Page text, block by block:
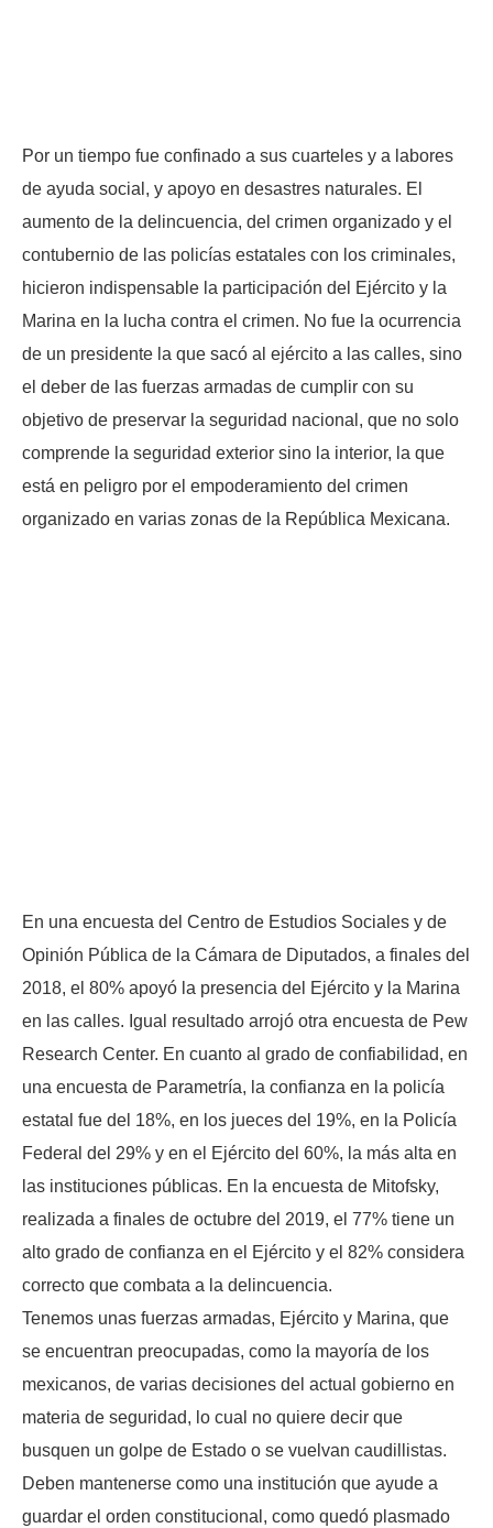
Por un tiempo fue confinado a sus cuarteles y a labores
de ayuda social, y apoyo en desastres naturales. El
aumento de la delincuencia, del crimen organizado y el
contubernio de las policías estatales con los criminales,
hicieron indispensable la participación del Ejército y la
Marina en la lucha contra el crimen. No fue la ocurrencia
de un presidente la que sacó al ejército a las calles, sino
el deber de las fuerzas armadas de cumplir con su
objetivo de preservar la seguridad nacional, que no solo
comprende la seguridad exterior sino la interior, la que
está en peligro por el empoderamiento del crimen
organizado en varias zonas de la República Mexicana.
En una encuesta del Centro de Estudios Sociales y de
Opinión Pública de la Cámara de Diputados, a finales del
2018, el 80% apoyó la presencia del Ejército y la Marina
en las calles. Igual resultado arrojó otra encuesta de Pew
Research Center. En cuanto al grado de confiabilidad, en
una encuesta de Parametría, la confianza en la policía
estatal fue del 18%, en los jueces del 19%, en la Policía
Federal del 29% y en el Ejército del 60%, la más alta en
las instituciones públicas. En la encuesta de Mitofsky,
realizada a finales de octubre del 2019, el 77% tiene un
alto grado de confianza en el Ejército y el 82% considera
correcto que combata a la delincuencia.
Tenemos unas fuerzas armadas, Ejército y Marina, que
se encuentran preocupadas, como la mayoría de los
mexicanos, de varias decisiones del actual gobierno en
materia de seguridad, lo cual no quiere decir que
busquen un golpe de Estado o se vuelvan caudillistas.
Deben mantenerse como una institución que ayude a
guardar el orden constitucional, como quedó plasmado